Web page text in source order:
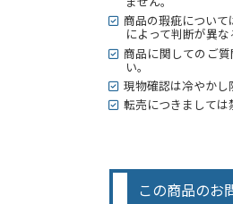
商品の瑕疵につい
によって判断が異
商品に関してのご
い。
現物確認は冷やかし
転売につきましては
この商品のお